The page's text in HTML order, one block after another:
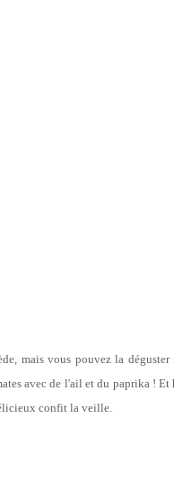
mais vous pouvez la déguster
avec de l'ail et du paprika ! Et
confit la veille.